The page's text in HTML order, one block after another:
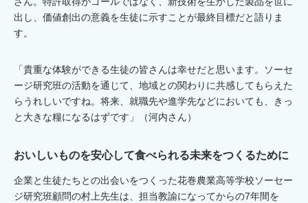
出し、価値創出の意義を生徒に示すことが最終目標だと語りま
す。
「貴重な体験ができる生徒の皆さんは幸せだと思います。ソーセ
ージ研究班の活動を通じて、地域との関わりに共感してもらえた
らうれしいですね。将来、就職先や進学先などにおいても、きっ
と大きな糧になるはずです」（河内さん）
おいしいものを安心して食べられる未来をつくるために
企業と生徒たちとの出会いをつくった花巻農業高等学校ソーセー
ジ研究班顧問の村上先生は、担当教諭になってからの7年間を